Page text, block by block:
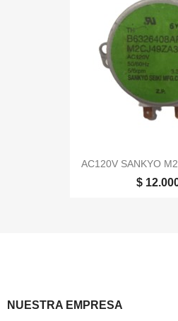
AC120V SANKYO
$
NUESTRA EMPRESA